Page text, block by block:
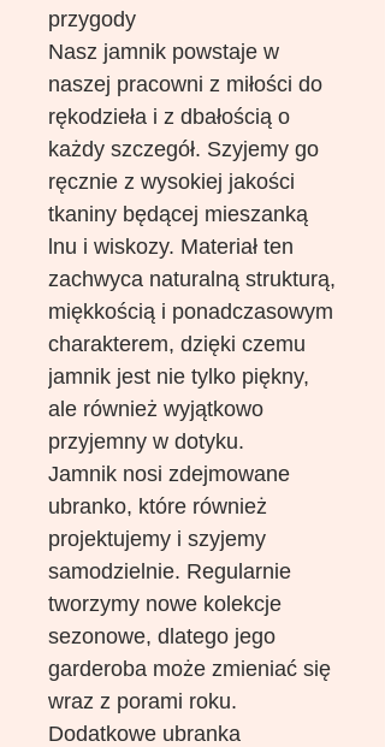
przygody
Nasz jamnik powstaje w
naszej pracowni z miłości do
rękodzieła i z dbałością o
każdy szczegół. Szyjemy go
ręcznie z wysokiej jakości
tkaniny będącej mieszanką
lnu i wiskozy. Materiał ten
zachwyca naturalną strukturą,
miękkością i ponadczasowym
charakterem, dzięki czemu
jamnik jest nie tylko piękny,
ale również wyjątkowo
przyjemny w dotyku.
Jamnik nosi zdejmowane
ubranko, które również
projektujemy i szyjemy
samodzielnie. Regularnie
tworzymy nowe kolekcje
sezonowe, dlatego jego
garderoba może zmieniać się
wraz z porami roku.
Dodatkowe ubranka